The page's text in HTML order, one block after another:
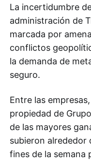
La incertidumbre
administración de
marcada por
conflictos
la demanda de
seguro.
Entre las
propiedad de
de las mayores
subieron alrededor
fines de la semana